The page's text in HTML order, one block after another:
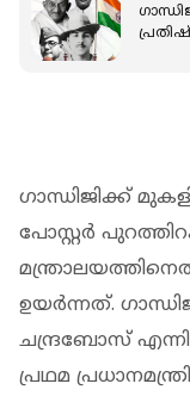
ഗാന്ധിജിക്ക്
പോസ്റ്റര്‍
ഉയര്‍ന്നത്.
ചന്ദ്രബോസ്
പ്രഥമ